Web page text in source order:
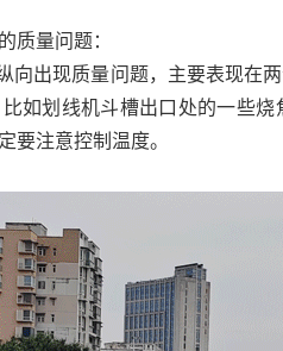
质量问题：
出现质量问题，主要表现在
如划线机斗槽出口处的一些
要注意控制温度。